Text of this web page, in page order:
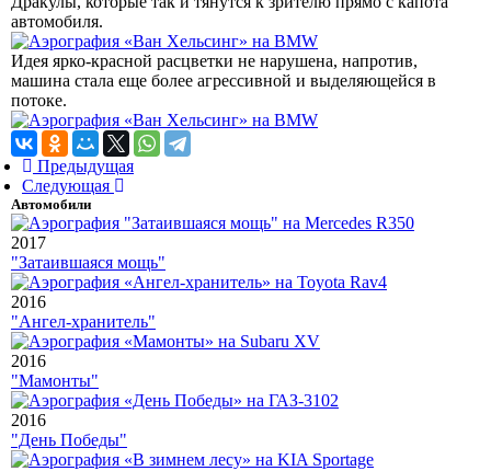
автомобиля.
Идея ярко-красной расцветки не нарушена, напротив,
машина стала еще более агрессивной и выделяющейся в
потоке.
Предыдущая
Следующая
Автомобили
2017
"Затаившаяся мощь"
2016
"Ангел-хранитель"
2016
"Мамонты"
2016
"День Победы"